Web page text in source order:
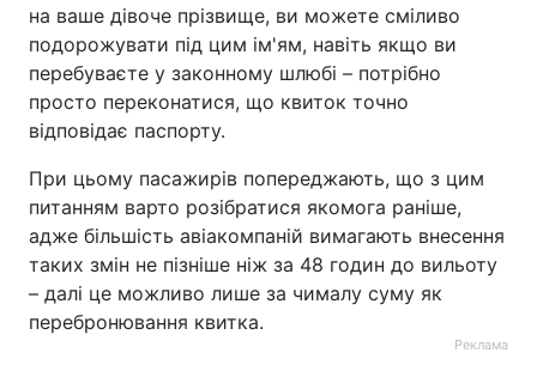
на ваше дівоче прізвище, ви можете сміливо
подорожувати під цим ім'ям, навіть якщо ви
перебуваєте у законному шлюбі – потрібно
просто переконатися, що квиток точно
відповідає паспорту.
При цьому пасажирів попереджають, що з цим
питанням варто розібратися якомога раніше,
адже більшість авіакомпаній вимагають внесення
таких змін не пізніше ніж за 48 годин до вильоту
– далі це можливо лише за чималу суму як
перебронювання квитка.
Реклама